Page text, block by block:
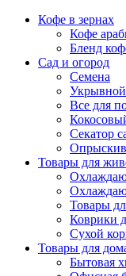
Кофе в зернах
Кофе
Бленд
Сад и огород
Семена
Укрывной
Все для
Секатор
Товары для
Товары
Коврики
Сухой
Товары для
Бытовая